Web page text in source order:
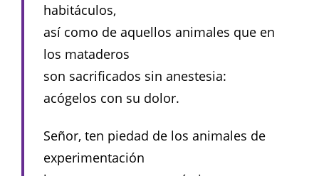
habitáculos,
así como de aquellos animales que en
los mataderos
son sacrificados sin anestesia:
acógelos con su dolor.
Señor, ten piedad de los animales de
experimentación